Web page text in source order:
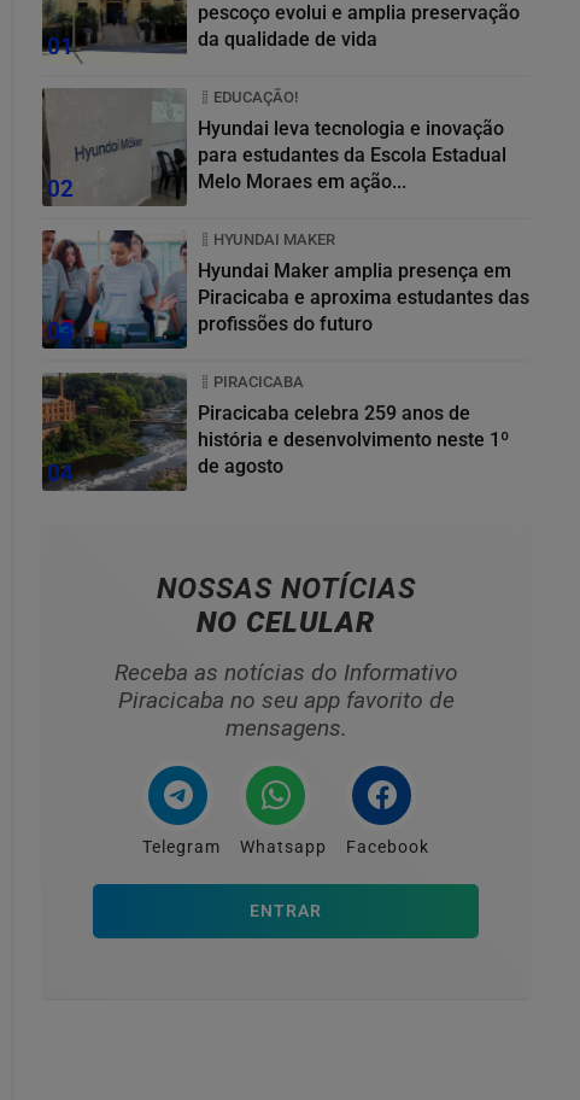
01
pescoço evolui e amplia preservação
da qualidade de vida
02
EDUCAÇÃO!
Hyundai leva tecnologia e inovação
para estudantes da Escola Estadual
Melo Moraes em ação...
03
HYUNDAI MAKER
Hyundai Maker amplia presença em
Piracicaba e aproxima estudantes das
profissões do futuro
04
PIRACICABA
Piracicaba celebra 259 anos de
história e desenvolvimento neste 1º
de agosto
NOSSAS NOTÍCIAS
NO CELULAR
Receba as notícias do Informativo
Piracicaba no seu app favorito de
mensagens.
Telegram Whatsapp Facebook
ENTRAR